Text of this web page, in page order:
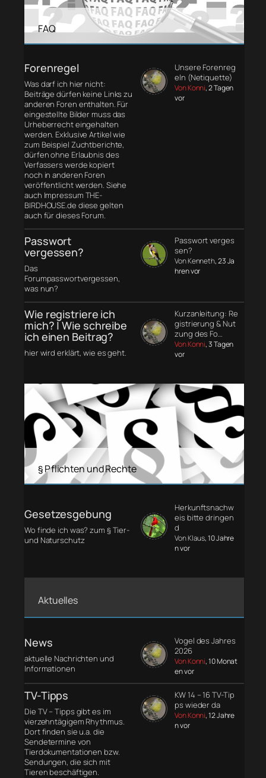
FAQ
Forenregel
Was darf ich hier nicht:
Beiträge dürfen keine Links zu
anderen Foren enthalten. Für
eingestellte Bilder muss das
Urheberrecht eingehalten
werden. Exklusive Artikel wie
zum Beispiel Zuchtberichte,
dürfen ohne Erlaubnis des
Verfassers werde kopiert
noch in anderen Foren
veröffentlicht werden. Siehe
auch Impressum THE-
BIRDHOUSE.de diese gelten
auch für dieses Forum.
Unsere Forenreg
eln (Netiquette)
Von Konni, 2 Tagen
vor
Passwort
vergessen?
Das
Forumpasswortvergessen,
was nun?
Passwort verges
sen?
Von Kenneth, 23 Ja
hren vor
Wie registriere ich
mich? | Wie schreibe
ich einen Beitrag?
hier wird erklärt, wie es geht.
Kurzanleitung: Re
gistrierung & Nut
zung des Fo…
Von Konni, 3 Tagen
vor
§ Pflichten und Rechte
Gesetzesgebung
Wo finde ich was? zum § Tier-
und Naturschutz
Herkunftsnachw
eis bitte dringen
d
Von Klaus, 10 Jahre
n vor
Aktuelles
News
aktuelle Nachrichten und
Informationen
Vogel des Jahres
2026
Von Konni, 10 Monat
en vor
TV-Tipps
Die TV – Tipps gibt es im
vierzehntägigem Rhythmus.
Dort finden sie u.a. die
Sendetermine von
Tierdokumentationen bzw.
Sendungen, die sich mit
Tieren beschäftigen.
KW 14 – 16 TV-Tip
ps wieder da
Von Konni, 12 Jahre
n vor